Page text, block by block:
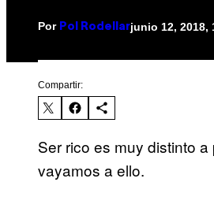
Por Pol Rodellarjunio 12, 2018,
Compartir:
Ser rico es muy distinto
vayamos a ello.